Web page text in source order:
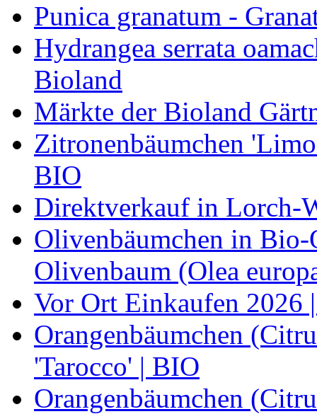
Punica granatum -
Hydrangea serrata
Bioland
Märkte der Bioland
Zitronenbäumchen
BIO
Direktverkauf in Lorch-
Olivenbäumchen in Bio-
Olivenbaum (Olea
Vor Ort Einkaufen 2026
Orangenbäumchen
'Tarocco' | BIO
Orangenbäumchen